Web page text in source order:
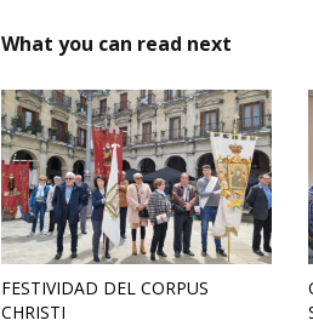
What you can read next
FESTIVIDAD DEL CORPUS
CHRISTI